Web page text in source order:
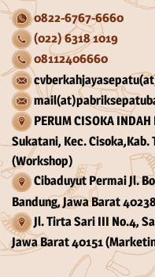
0822-6767-6660
(022) 6318 1019
08112406660
PERUM CISOKA INDAH
Sukatani, Kec. Cisoka,Kab.
(Workshop)
Cibaduyut Permai Jl.
Bandung, Jawa Barat
Jl. Tirta Sari III No.4,
Jawa Barat 40151